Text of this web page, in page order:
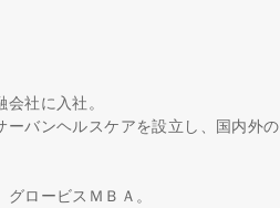
社に入社。
バンヘルスケアを設立し、国内外
ロービスＭＢＡ。